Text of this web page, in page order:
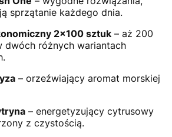
sprzątanie każdego dnia.
2x100 sztuk – aż 200
dwóch różnych wariantach
– orzeźwiający aromat morskiej
– energetyzujący cytrusowy
z czystością.